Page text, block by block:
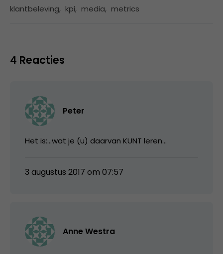
klantbeleving, kpi, media, metrics
4 Reacties
Peter
Het is:…wat je (u) daarvan KUNT leren…
3 augustus 2017 om 07:57
Anne Westra